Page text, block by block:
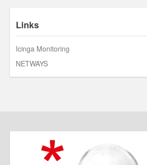
Links
Icinga Monitoring
NETWAYS